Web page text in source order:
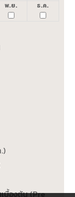
พ.ย. ธ.ค.
บื้องต้น (Pre